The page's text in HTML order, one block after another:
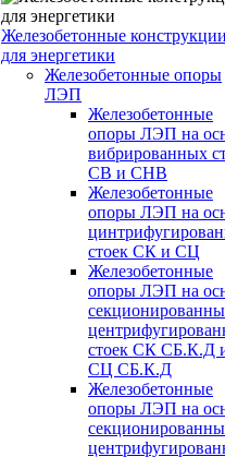
Железобетонные
для энергетики
Железобетонные опоры
ЛЭП
Железобетонные
опоры ЛЭП на
вибрированных
СВ и СНВ
Железобетонные
опоры ЛЭП на
стоек СК и СЦ
Железобетонные
опоры ЛЭП на
стоек СК СБ.К.Д
СЦ СБ.К.Д
Железобетонные
опоры ЛЭП на